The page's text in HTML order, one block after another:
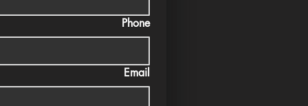
Phone
Email